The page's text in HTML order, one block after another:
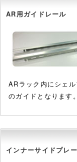
AR用ガイドレール
ARラック内にシェ
のガイドとなります
インナーサイドプレ